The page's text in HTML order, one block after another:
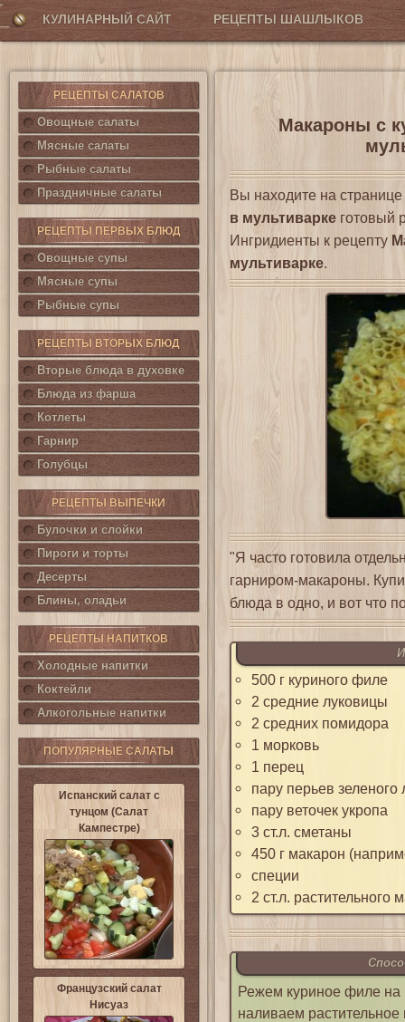
КУЛИНАРНЫЙ САЙТ РЕЦЕПТЫ ШАШЛЫКОВ
РЕЦЕПТЫ САЛАТОВ
Овощные салаты
Мясные салаты
Рыбные салаты
Праздничные салаты
РЕЦЕПТЫ ПЕРВЫХ БЛЮД
Овощные супы
Мясные супы
Рыбные супы
РЕЦЕПТЫ ВТОРЫХ БЛЮД
Вторые блюда в духовке
Блюда из фарша
Котлеты
Гарнир
Голубцы
РЕЦЕПТЫ ВЫПЕЧКИ
Булочки и слойки
Пироги и торты
Десерты
Блины, оладьи
РЕЦЕПТЫ НАПИТКОВ
Холодные напитки
Коктейли
Алкогольные напитки
ПОПУЛЯРНЫЕ САЛАТЫ
Испанский салат с
тунцом (Салат
Кампестре)
Французский салат
Нисуаз
Макароны с
Вы находите на странице
в мультиварке готовый
Ингридиенты к рецепту
мультиварке.
"Я часто готовила
гарниром-макароны.
блюда в одно, и вот что
500 г куриного филе
2 средние луковицы
2 средних помидора
1 морковь
1 перец
пару перьев зеленого
пару веточек укропа
3 ст.л. сметаны
450 г макарон
специи
2 ст.л. растительного
Режем куриное филе на
наливаем